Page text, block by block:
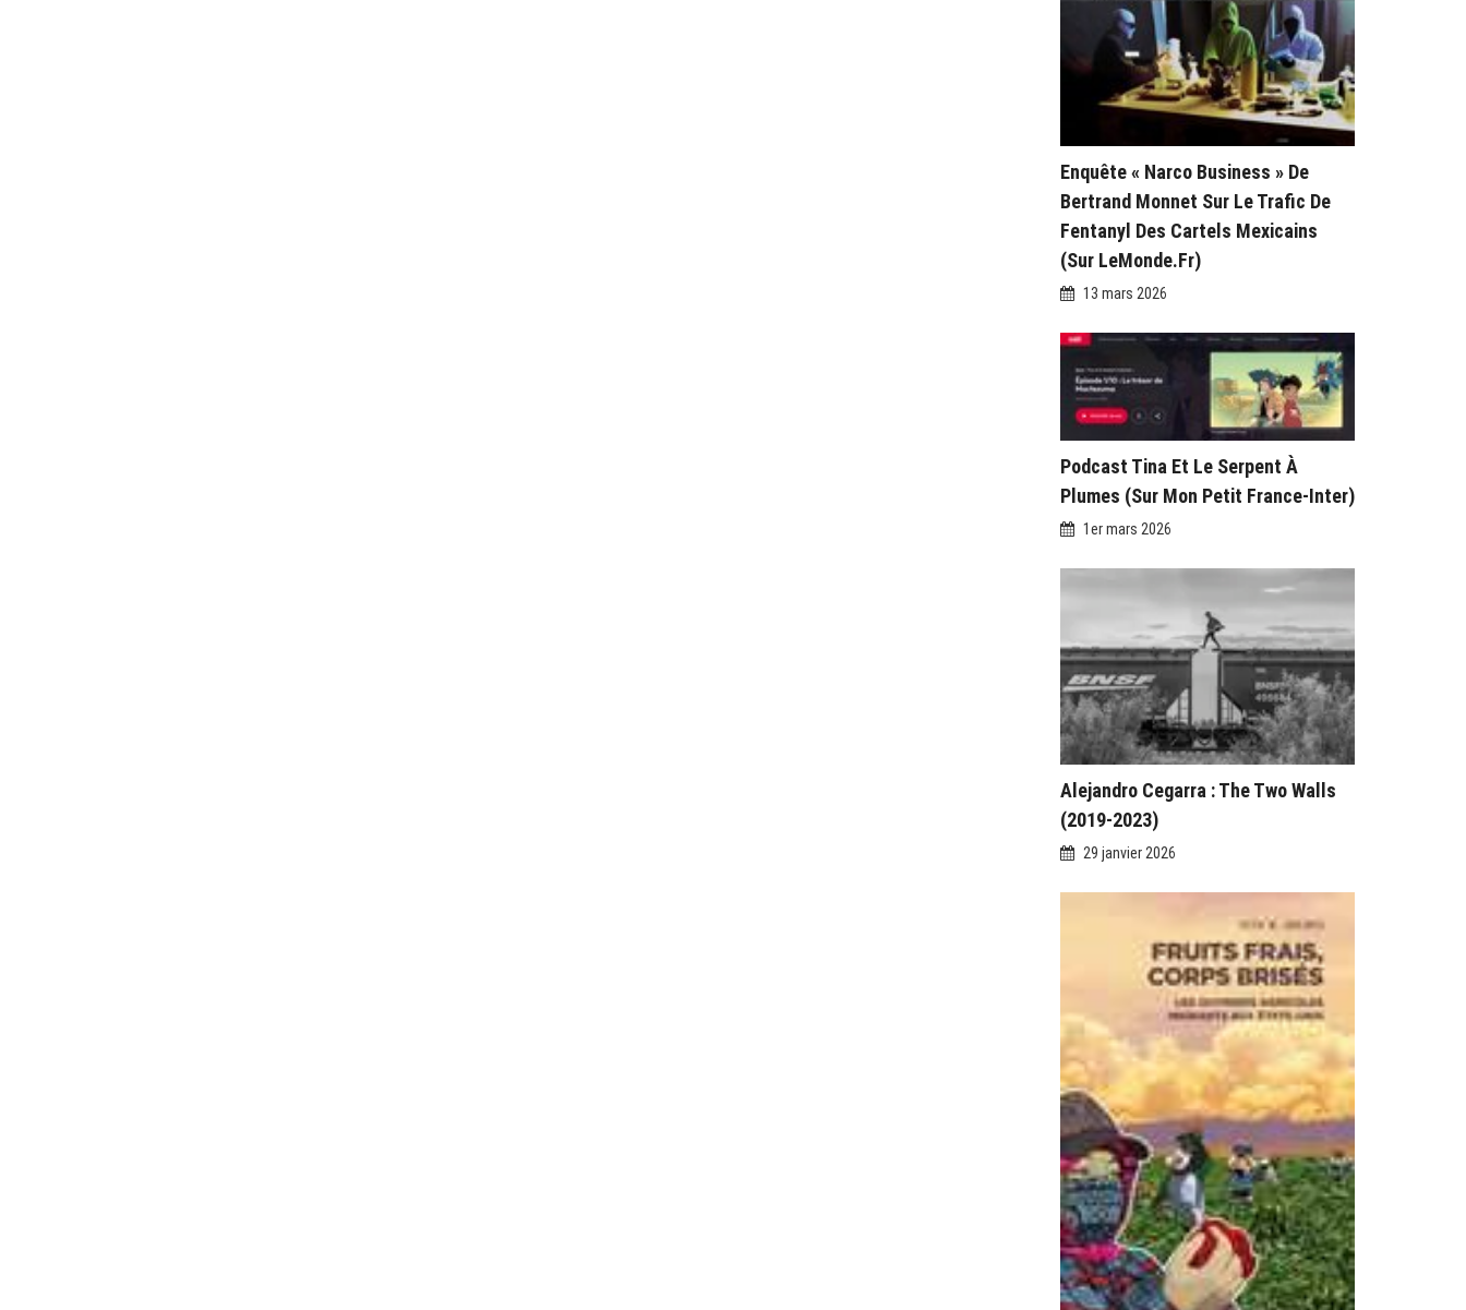
Enquête « Narco Business » De
Bertrand Monnet Sur Le Trafic De
Fentanyl Des Cartels Mexicains
(sur LeMonde.fr)
13 mars 2026
Podcast Tina Et Le Serpent À
Plumes (sur Mon Petit France-Inter)
1er mars 2026
Alejandro Cegarra : The Two Walls
(2019-2023)
29 janvier 2026